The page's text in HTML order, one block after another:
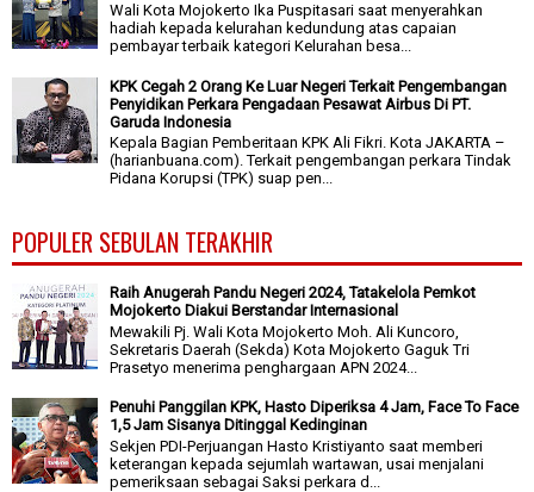
Wali Kota Mojokerto Ika Puspitasari saat menyerahkan
hadiah kepada kelurahan kedundung atas capaian
pembayar terbaik kategori Kelurahan besa...
KPK Cegah 2 Orang Ke Luar Negeri Terkait Pengembangan
Penyidikan Perkara Pengadaan Pesawat Airbus Di PT.
Garuda Indonesia
Kepala Bagian Pemberitaan KPK Ali Fikri. Kota JAKARTA –
(harianbuana.com). Terkait pengembangan perkara Tindak
Pidana Korupsi (TPK) suap pen...
POPULER SEBULAN TERAKHIR
Raih Anugerah Pandu Negeri 2024, Tatakelola Pemkot
Mojokerto Diakui Berstandar Internasional
Mewakili Pj. Wali Kota Mojokerto Moh. Ali Kuncoro,
Sekretaris Daerah (Sekda) Kota Mojokerto Gaguk Tri
Prasetyo menerima penghargaan APN 2024...
Penuhi Panggilan KPK, Hasto Diperiksa 4 Jam, Face To Face
1,5 Jam Sisanya Ditinggal Kedinginan
Sekjen PDI-Perjuangan Hasto Kristiyanto saat memberi
keterangan kepada sejumlah wartawan, usai menjalani
pemeriksaan sebagai Saksi perkara d...